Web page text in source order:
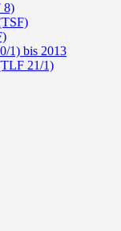
8)
1) bis 2013
21/1)